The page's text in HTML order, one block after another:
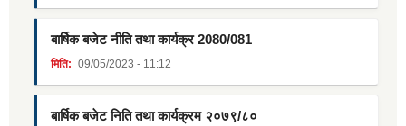
बार्षिक बजेट नीति तथा कार्यक्र 2080/081
मिति: 09/05/2023 - 11:12
बार्षिक बजेट निति तथा कार्यक्रम २०७९/८०